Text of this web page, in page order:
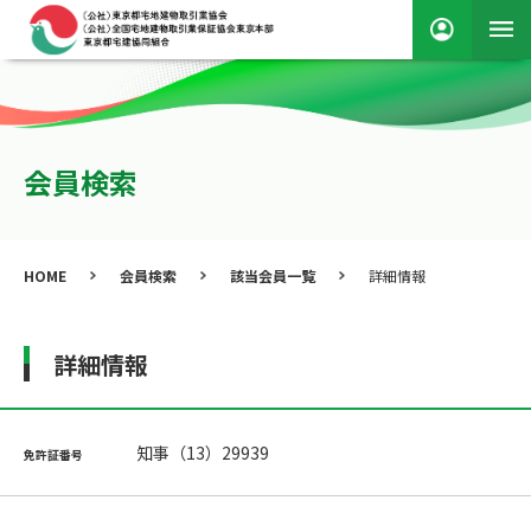
会員検索
HOME 会員検索 該当会員一覧 詳細情報
詳細情報
免許証番号 知事（13）29939